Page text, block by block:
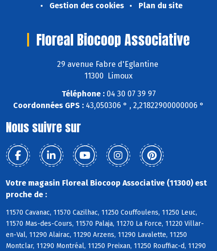
Gestion des cookies
Plan du site
Floreal Biocoop Associative
29 avenue Fabre d'Eglantine
11300 Limoux
Téléphone :04 30 07 39 97
Coordonnées GPS : 43,050306 ° , 2,21822900000006 °
Nous suivre sur
Votre magasin Floreal Biocoop Associative (11300) est
proche de :
11570 Cavanac, 11570 Cazilhac, 11250 Couffoulens, 11250 Leuc,
11570 Mas-des-Cours, 11570 Palaja, 11270 La Force, 11220 Villar-
en-Val, 11290 Alairac, 11290 Arzens, 11290 Lavalette, 11250
Montclar, 11290 Montréal, 11250 Preixan, 11250 Rouffiac-d, 11290